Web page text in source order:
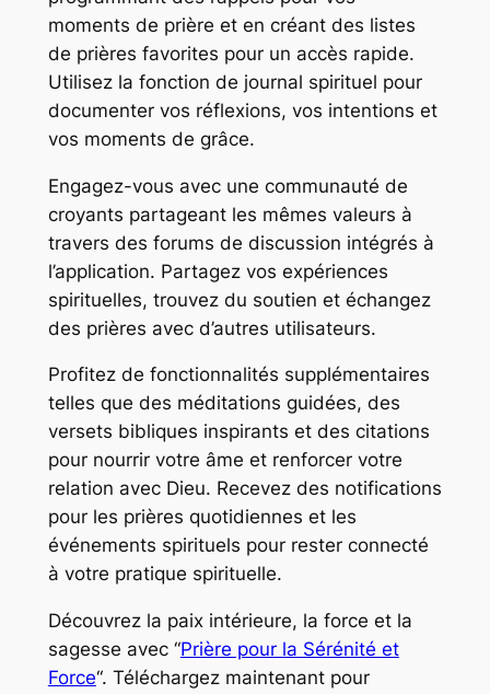
moments de prière et en créant des listes
de prières favorites pour un accès rapide.
Utilisez la fonction de journal spirituel pour
documenter vos réflexions, vos intentions et
vos moments de grâce.
Engagez-vous avec une communauté de
croyants partageant les mêmes valeurs à
travers des forums de discussion intégrés à
l’application. Partagez vos expériences
spirituelles, trouvez du soutien et échangez
des prières avec d’autres utilisateurs.
Profitez de fonctionnalités supplémentaires
telles que des méditations guidées, des
versets bibliques inspirants et des citations
pour nourrir votre âme et renforcer votre
relation avec Dieu. Recevez des notifications
pour les prières quotidiennes et les
événements spirituels pour rester connecté
à votre pratique spirituelle.
Découvrez la paix intérieure, la force et la
sagesse avec “Prière pour la Sérénité et
Force“. Téléchargez maintenant pour